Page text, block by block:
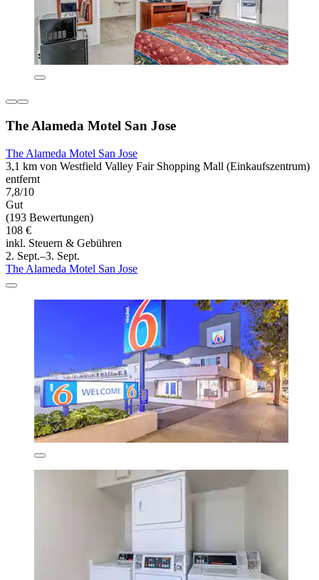
The Alameda Motel San Jose
The Alameda Motel San Jose
3,1 km von Westfield Valley Fair Shopping Mall (Einkaufszentrum)
entfernt
7,8/10
Gut
(193 Bewertungen)
108 €
inkl. Steuern & Gebühren
2. Sept.–3. Sept.
The Alameda Motel San Jose